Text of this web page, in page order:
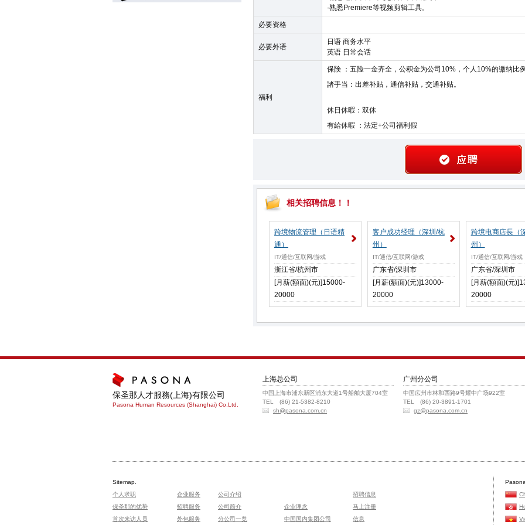
·熟悉Premiere等视频剪辑工具。
必要资格
必要外语
日语 商务水平
英语 日常会话
福利
保険 ：五险一金齐全，公积金为公司10%，个人10%的缴纳比
諸手当：出差补贴，通信补贴，交通补贴。
休日休暇：双休
有給休暇 ：法定+公司福利假
相关招聘信息！！
跨境物流管理（日语精
通）
IT/通信/互联网/游戏
浙江省/杭州市
[月薪(額面)(元)]15000-
20000
客户成功经理（深圳/杭
州）
IT/通信/互联网/游戏
广东省/深圳市
[月薪(額面)(元)]13000-
20000
跨境电商店長（
州）
IT/通信/互联网/游戏
广东省/深圳市
[月薪(額面)(元
20000
保圣那人才服務(上海)有限公司
Pasona Human Resources (Shanghai) Co,Ltd.
上海总公司
中国上海市浦东新区浦东大道1号船舶大厦704室
TEL (86) 21-5382-8210
sh@pasona.com.cn
广州分公司
中国広州市林和西路9号耀中广场922室
TEL (86) 20-3891-1701
gz@pasona.com.cn
Sitemap.
个人求职
保圣那的优势
首次来访人员
企业服务
招聘服务
外包服务
公司介绍
公司简介
企业理念
分公司一览
中国国内集团公司
招聘信息
马上注册
信息